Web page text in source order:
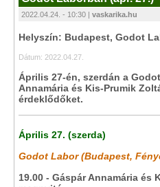
2022.04.24. - 10:30 | vaskarika.hu
Helyszín: Budapest, Godot
Dátum: 2022.04.27.
Április 27-én, szerdán a
Annamária és Kis-Prumik
érdeklődőket.
Április 27. (szerda)
Godot Labor (Budapest,
19.00 - Gáspár Annamária és